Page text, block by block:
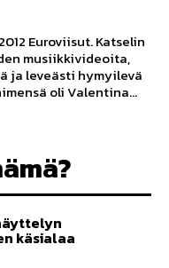
Euroviisut. Katselin
musiikkivideoita,
ja leveästi hymyilevä
nainen. Hänen nimensä oli Valentina...
käsialaa